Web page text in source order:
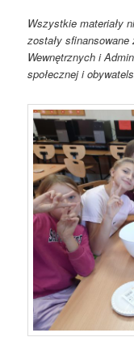
Wszystkie materiały
zostały
Wewnętrznych i
społecznej i